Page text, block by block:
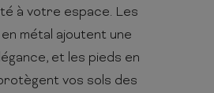
à votre espace. Les
métal ajoutent une
et les pieds en
vos sols des